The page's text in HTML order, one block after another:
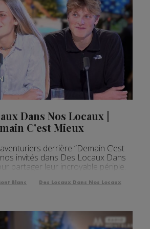
Dans Nos Locaux |
C'est Mieux
derrière “Demain C’est
invités dans Des Locaux Dans
partager leur incroyable périple.
Blanc Des Locaux Dans Nos Locaux